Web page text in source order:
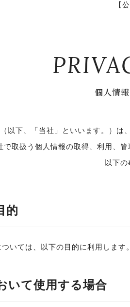
【
個人情
以下、「当社」といいます。）は
で取扱う個人情報の取得、利用、
以下の
的
いては、以下の目的に利用します。
いて使用する場合